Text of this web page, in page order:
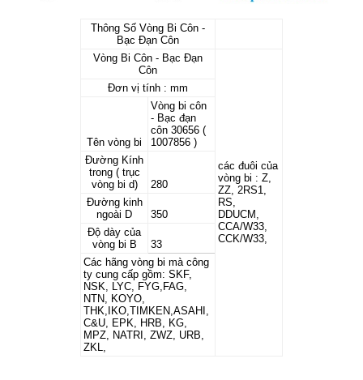
Thông Số Vòng Bi Côn -
Bạc Đạn Côn
Vòng Bi Côn - Bạc Đạn
Côn
các đuôi của
vòng bi : Z,
ZZ, 2RS1,
RS,
DDUCM,
CCA/W33,
CCK/W33,
Đơn vị tính : mm
Tên vòng bi
Vòng bi côn
- Bạc đạn
côn 30656 (
1007856 )
Đường Kính
trong ( trục
vòng bi d)
280
Đường kinh
ngoài D
350
Độ dày của
vòng bi B
33
Các hãng vòng bi mà công
ty cung cấp gồm: SKF,
NSK, LYC, FYG,FAG,
NTN, KOYO,
THK,IKO,TIMKEN,ASAHI,
C&U, EPK, HRB, KG,
MPZ, NATRI, ZWZ, URB,
ZKL,